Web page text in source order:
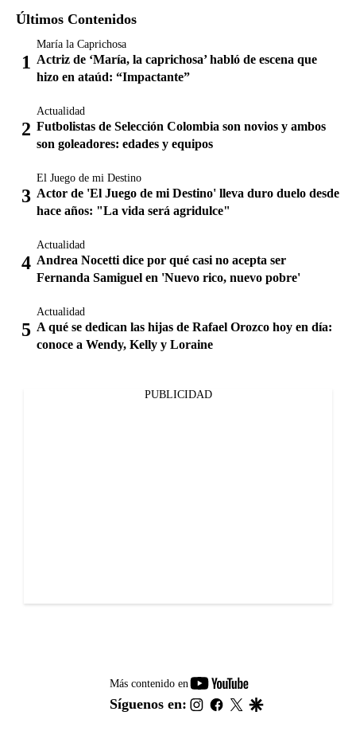
Últimos Contenidos
María la Caprichosa
Actriz de ‘María, la caprichosa’ habló de escena que
hizo en ataúd: “Impactante”
Actualidad
Futbolistas de Selección Colombia son novios y ambos
son goleadores: edades y equipos
El Juego de mi Destino
Actor de 'El Juego de mi Destino' lleva duro duelo desde
hace años: "La vida será agridulce"
Actualidad
Andrea Nocetti dice por qué casi no acepta ser
Fernanda Samiguel en 'Nuevo rico, nuevo pobre'
Actualidad
A qué se dedican las hijas de Rafael Orozco hoy en día:
conoce a Wendy, Kelly y Loraine
PUBLICIDAD
Más contenido en
youtube-
footer
Síguenos en: instagram
facebook
twitter